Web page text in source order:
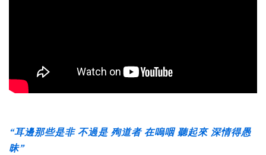
“耳邊那些是非 不過是 殉道者 在嗚咽 聽起來 深情得愚
昧”